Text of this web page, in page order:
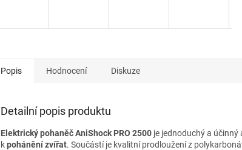
Popis Hodnocení Diskuze
Detailní popis produktu
Elektrický pohaněč AniShock PRO 2500 je jednoduchý a
kpohánění zvířat. Součástí je kvalitní prodloužení z